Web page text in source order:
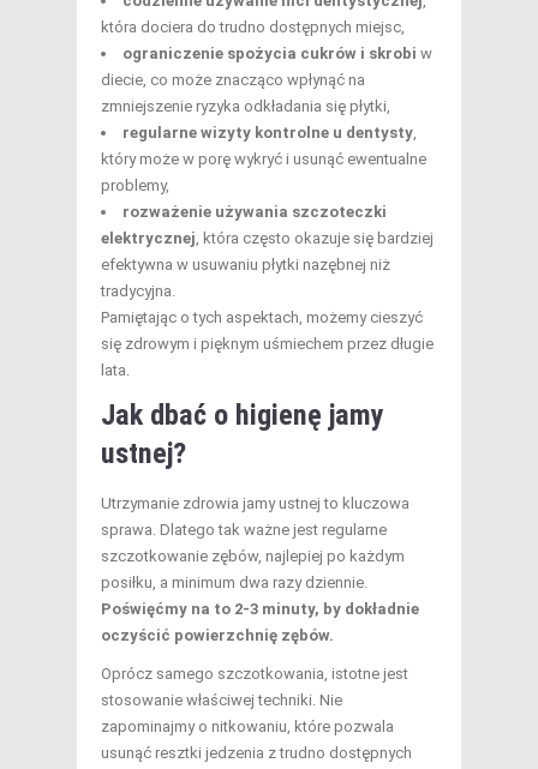
która dociera do trudno dostępnych miejsc,
ograniczenie spożycia cukrów i skrobi w
diecie, co może znacząco wpłynąć na
zmniejszenie ryzyka odkładania się płytki,
regularne wizyty kontrolne u dentysty,
który może w porę wykryć i usunąć ewentualne
problemy,
rozważenie używania szczoteczki
elektrycznej, która często okazuje się bardziej
efektywna w usuwaniu płytki nazębnej niż
tradycyjna.
Pamiętając o tych aspektach, możemy cieszyć
się zdrowym i pięknym uśmiechem przez długie
lata.
Jak dbać o higienę jamy
ustnej?
Utrzymanie zdrowia jamy ustnej to kluczowa
sprawa. Dlatego tak ważne jest regularne
szczotkowanie zębów, najlepiej po każdym
posiłku, a minimum dwa razy dziennie.
Poświęćmy na to 2-3 minuty, by dokładnie
oczyścić powierzchnię zębów.
Oprócz samego szczotkowania, istotne jest
stosowanie właściwej techniki. Nie
zapominajmy o nitkowaniu, które pozwala
usunąć resztki jedzenia z trudno dostępnych